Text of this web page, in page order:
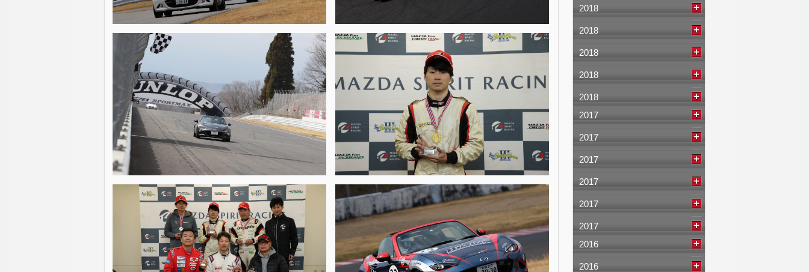
2018
2018
2018
2018
2018
2017
2017
2017
2017
2017
2017
2016
2016